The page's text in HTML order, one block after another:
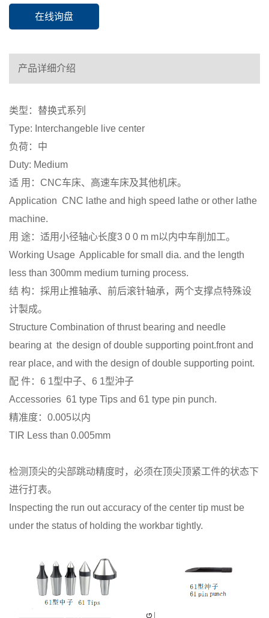
在线询盘
产品详细介绍
类型：替换式系列
Type: Interchangeble live center
负荷：中
Duty: Medium
适 用：CNC车床、高速车床及其他机床。
Application CNC lathe and high speed lathe or other lathe
machine.
用 途：适用小径轴心长度3 0 0 m m以内中车削加工。
Working Usage Applicable for small dia. and the length
less than 300mm medium turning process.
结 构：採用止推轴承、前后滚针轴承，两个支撑点特殊设
计製成。
Structure Combination of thrust bearing and needle
bearing at the design of double supporting point.front and
rear place, and with the design of double supporting point.
配 件：6 1型中子、6 1型沖子
Accessories 61 type Tips and 61 type pin punch.
精准度：0.005以内
TIR Less than 0.005mm
检测顶尖的尖部跳动精度时，必须在顶尖顶紧工件的状态下
进行打表。
Inspecting the run out accuracy of the center tip must be
under the status of holding the workbar tightly.